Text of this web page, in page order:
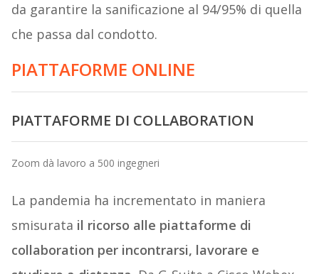
da garantire la sanificazione al 94/95% di quella
che passa dal condotto.
PIATTAFORME ONLINE
PIATTAFORME DI COLLABORATION
Zoom dà lavoro a 500 ingegneri
La pandemia ha incrementato in maniera
smisurata il ricorso alle piattaforme di
collaboration per incontrarsi, lavorare e